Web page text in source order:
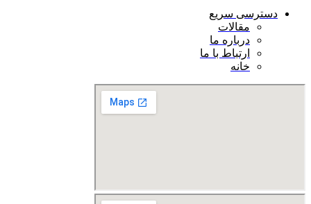
دسترسی سریع
مقالات
درباره ما
ارتباط با ما
خانه